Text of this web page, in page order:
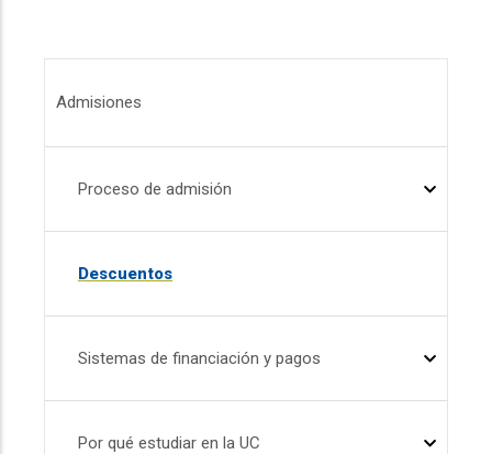
Admisiones
Proceso de admisión
Descuentos
Sistemas de financiación y pagos
Por qué estudiar en la UC